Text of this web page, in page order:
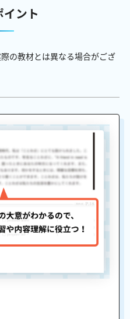
ント
の教材とは異なる場合がござ